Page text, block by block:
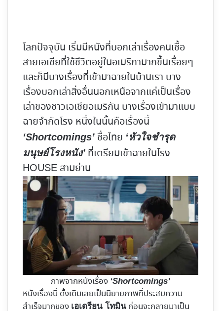
โลกปัจจุบัน เริ่มมีหนังที่บอกเล่าเรื่องคนเชื้อ
สายเอเชียที่ใช้ชีวิตอยู่ในอเมริกามากขึ้นเรื่อยๆ
และก็มีบางเรื่องที่เข้ามาฉายในบ้านเรา บาง
เรื่องบอกเล่าสิ่งอื่นนอกเหนือจากแค่เป็นเรื่อง
เล่าของชาวเอเชียอเมริกัน บางเรื่องเข้ามาแบบ
ฉายจำกัดโรง หนึ่งในนั้นคือเรื่องนี้
‘Shortcomings’ ชื่อไทย ‘หัวใจชำรุด
มนุษย์โรงหนัง’ ที่เตรียมเข้าฉายในโรง
HOUSE สามย่าน
ภาพจากหนังเรื่อง ‘Shortcomings’
หนังเรื่องนี้ ดั้งเดิมเลยเป็นนิยายภาพที่ประสบความ
สำเร็จมากของ เอเดรียน โทมิน ก่อนจะกลายมาเป็น